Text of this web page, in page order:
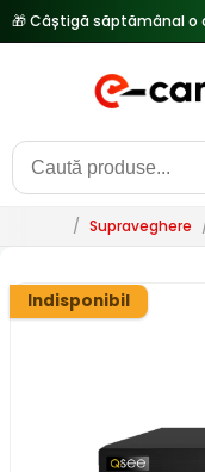
/ Supraveghere
Indisponibil